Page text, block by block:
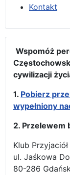
Kontakt
Wspomóż
cywilizacji
1. Pobierz
wypełniony
2. Przelewem
Klub
ul. Jaśkowa
80-286